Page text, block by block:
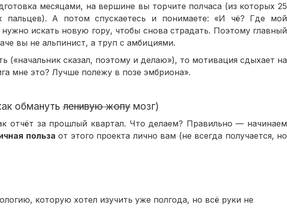
месяцами, на вершине вы торчите полчаса (из которых 25
пальцев). А потом спускаетесь и понимаете: «И чё? Где мой
искать новую гору, чтобы снова страдать. Поэтому главный
вы не альпинист, а труп с амбициями.
(«начальник сказал, поэтому и делаю»), то мотивация сдыхает на
мне это? Лучше полежу в позе эмбриона».
обмануть ленивую жопу мозг)
отчёт за прошлый квартал. Что делаем? Правильно — начинаем
польза от этого проекта лично вам (не всегда получается, но
которую хотел изучить уже полгода, но всё руки не